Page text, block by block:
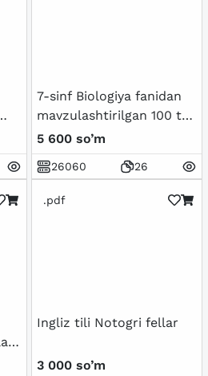
7-sinf Biologiya fanidan
mavzulashtirilgan 100 ta
variantli test savollari va
javoblari bilan
5 600 so’m
26060 26
.pdf
Ingliz tili Notogri fellar
3 000 so’m